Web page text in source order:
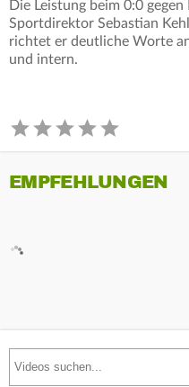
Die Leistung beim 0:0
Sportdirektor Sebastian
richtet er deutliche Worte
und intern.
EMPFEHLUNGEN